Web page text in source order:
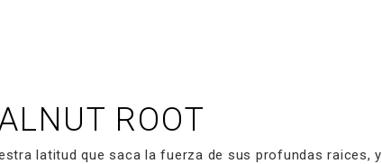
ROOT
latitud que saca la fuerza de sus profundas raices, y